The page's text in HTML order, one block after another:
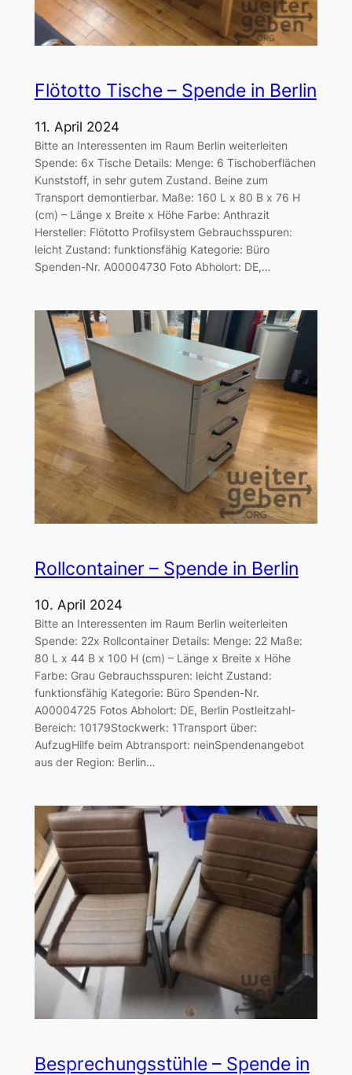
Flötotto Tische – Spende in Berlin
11. April 2024
Bitte an Interessenten im Raum Berlin weiterleiten
Spende: 6x Tische Details: Menge: 6 Tischoberflächen
Kunststoff, in sehr gutem Zustand. Beine zum
Transport demontierbar. Maße: 160 L x 80 B x 76 H
(cm) – Länge x Breite x Höhe Farbe: Anthrazit
Hersteller: Flötotto Profilsystem Gebrauchsspuren:
leicht Zustand: funktionsfähig Kategorie: Büro
Spenden-Nr. A00004730 Foto Abholort: DE,…
Rollcontainer – Spende in Berlin
10. April 2024
Bitte an Interessenten im Raum Berlin weiterleiten
Spende: 22x Rollcontainer Details: Menge: 22 Maße:
80 L x 44 B x 100 H (cm) – Länge x Breite x Höhe
Farbe: Grau Gebrauchsspuren: leicht Zustand:
funktionsfähig Kategorie: Büro Spenden-Nr.
A00004725 Fotos Abholort: DE, Berlin Postleitzahl-
Bereich: 10179Stockwerk: 1Transport über:
AufzugHilfe beim Abtransport: neinSpendenangebot
aus der Region: Berlin…
Besprechungsstühle – Spende in